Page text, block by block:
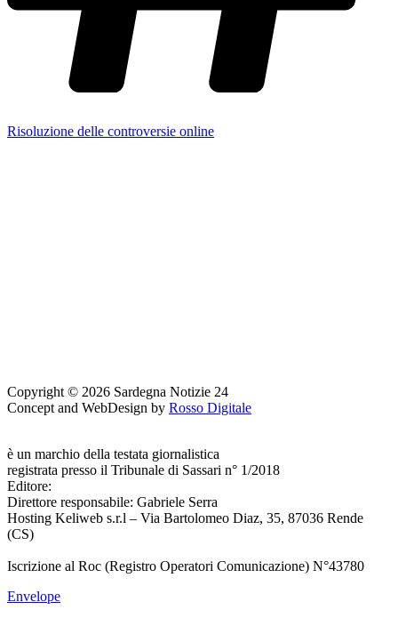
Risoluzione delle controversie online
Copyright © 2026 Sardegna Notizie 24
Concept and WebDesign by Rosso Digitale
è un marchio della testata giornalistica
registrata presso il Tribunale di Sassari n° 1/2018
Editore:
Direttore responsabile: Gabriele Serra
Hosting Keliweb s.r.l – Via Bartolomeo Diaz, 35, 87036 Rende
(CS)
Iscrizione al Roc (Registro Operatori Comunicazione) N°43780
Envelope